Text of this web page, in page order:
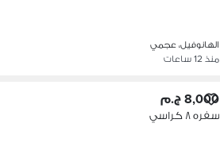
الهانوفيل، عجمي
منذ 12 ساعات
8,000 ج.م
سفره ٨ كراسي